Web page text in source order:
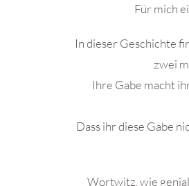
Für mich
In dieser Geschichte
zwei
Ihre Gabe macht
Dass ihr diese Gabe
Wortwitz, wie